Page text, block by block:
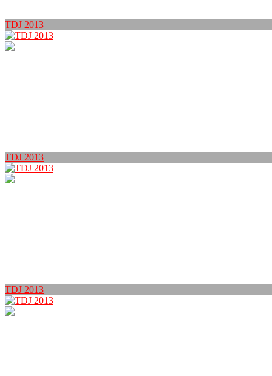
TDJ 2013
TDJ 2013
TDJ 2013